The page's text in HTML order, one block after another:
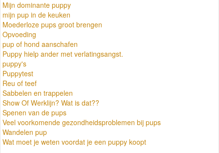
Mijn dominante puppy
mijn pup in de keuken
Moederloze pups groot brengen
Opvoeding
pup of hond aanschafen
Puppy hielp ander met verlatingsangst.
puppy's
Puppytest
Reu of teef
Sabbelen en trappelen
Show Of Werklijn? Wat is dat??
Spenen van de pups
Veel voorkomende gezondheidsproblemen bij pups
Wandelen pup
Wat moet je weten voordat je een puppy koopt